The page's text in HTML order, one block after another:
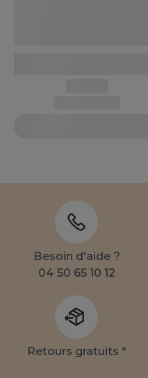
Besoin d'aide ?
04 50 65 10 12
Retours gratuits *